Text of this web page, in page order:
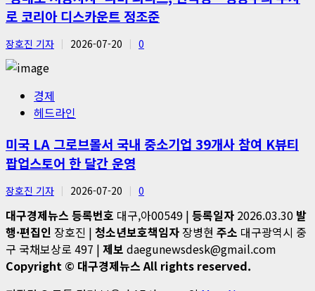
로 코리아 디스카운트 정조준
장호진 기자 2026-07-20 0
경제
헤드라인
미국 LA 그로브몰서 국내 중소기업 39개사 참여 K뷰티
팝업스토어 한 달간 운영
장호진 기자 2026-07-20 0
대구경제뉴스 등록번호 대구,아00549 | 등록일자 2026.03.30 발
행·편집인 장호진 | 청소년보호책임자 장병현 주소 대구광역시 중
구 국채보상로 497 | 제보 daegunewsdesk@gmail.com
Copyright © 대구경제뉴스 All rights reserved.